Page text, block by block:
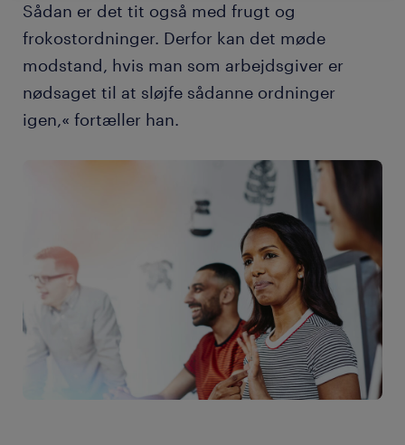
Sådan er det tit også med frugt og
frokostordninger. Derfor kan det møde
modstand, hvis man som arbejdsgiver er
nødsaget til at sløjfe sådanne ordninger
igen,« fortæller han.